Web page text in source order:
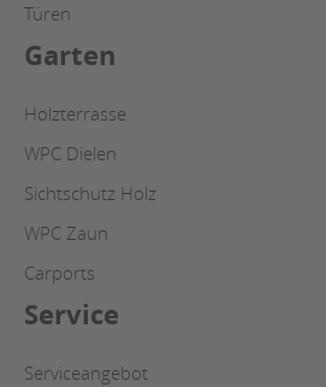
Türen
Garten
Holzterrasse
WPC Dielen
Sichtschutz Holz
WPC Zaun
Carports
Service
Serviceangebot